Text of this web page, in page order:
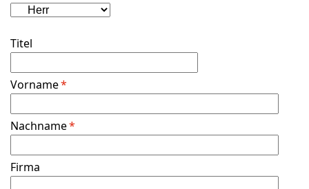
Instrumentenversicherung
Premium Markenwelt
Zubehör
Blechblas
Holzblas
Newsletter anmelden
Titel
Vorname*
Nachname*
Firma